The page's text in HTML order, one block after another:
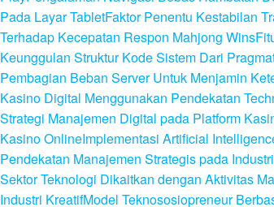
Pada Layar TabletFaktor Penentu Kestabilan
Terhadap Kecepatan Respon Mahjong Wins
Keunggulan Struktur Kode Sistem Dari
Pembagian Beban Server Untuk Menjamin
Kasino Digital Menggunakan Pendekatan
Strategi Manajemen Digital pada Platform
Kasino OnlineImplementasi Artificial
Pendekatan Manajemen Strategis pada
Sektor Teknologi Dikaitkan dengan Aktivitas
Industri KreatifModel Teknososiopreneur